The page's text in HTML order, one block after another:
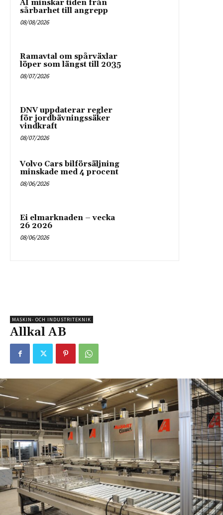
AI minskar tiden från
sårbarhet till angrepp
08/08/2026
Ramavtal om spårväxlar
löper som längst till 2035
08/07/2026
DNV uppdaterar regler
för jordbävningssäker
vindkraft
08/07/2026
Volvo Cars bilförsäljning
minskade med 4 procent
08/06/2026
Ei elmarknaden – vecka
26 2026
08/06/2026